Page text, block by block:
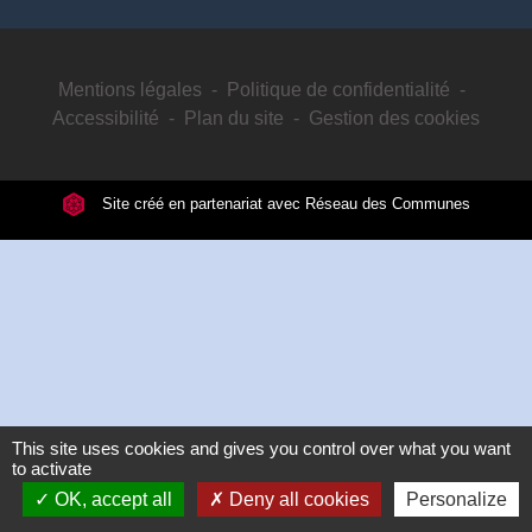
Mentions légales - Politique de confidentialité -
Accessibilité - Plan du site - Gestion des cookies
Site créé en partenariat avec Réseau des Communes
This site uses cookies and gives you control over what you want
to activate
OK, accept all
Deny all cookies Personalize